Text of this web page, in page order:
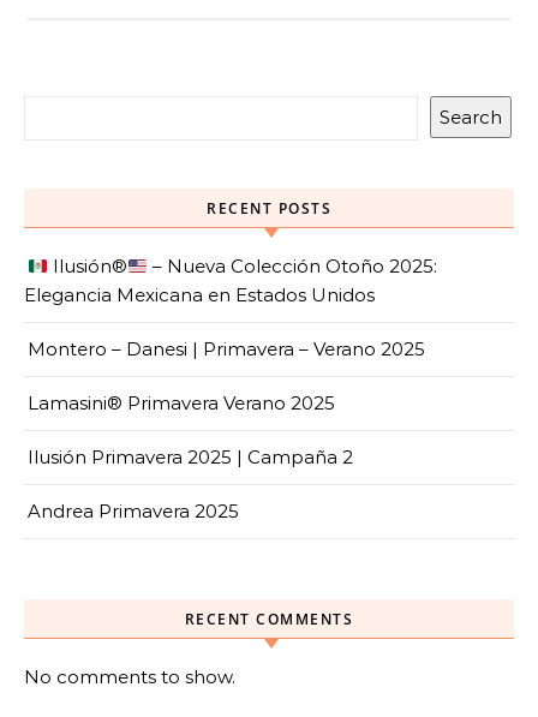
Search
RECENT POSTS
Ilusión®️
– Nueva Colección Otoño 2025:
Elegancia Mexicana en Estados Unidos
Montero – Danesi | Primavera – Verano 2025
Lamasini® Primavera Verano 2025
Ilusión Primavera 2025 | Campaña 2
Andrea Primavera 2025
RECENT COMMENTS
No comments to show.